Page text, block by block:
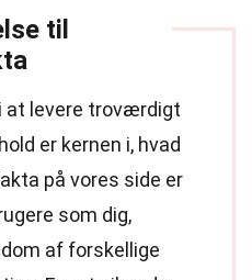
til
at levere troværdigt
er kernen i, hvad
på vores side er
som dig,
af forskellige